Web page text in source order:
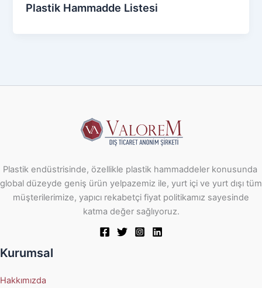
Plastik Hammadde Listesi
Plastik endüstrisinde, özellikle plastik hammaddeler konusunda
global düzeyde geniş ürün yelpazemiz ile, yurt içi ve yurt dışı tüm
müşterilerimize, yapıcı rekabetçi fiyat politikamız sayesinde
katma değer sağlıyoruz.
Kurumsal
Hakkımızda